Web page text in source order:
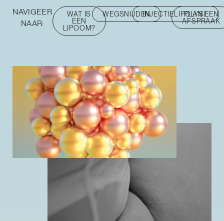
NAVIGEER
NAAR:
WAT IS
EEN
LIPOOM?
WEGSNIJDENINJECTIELIPOLYSE
PLAN EEN
AFSPRAAK